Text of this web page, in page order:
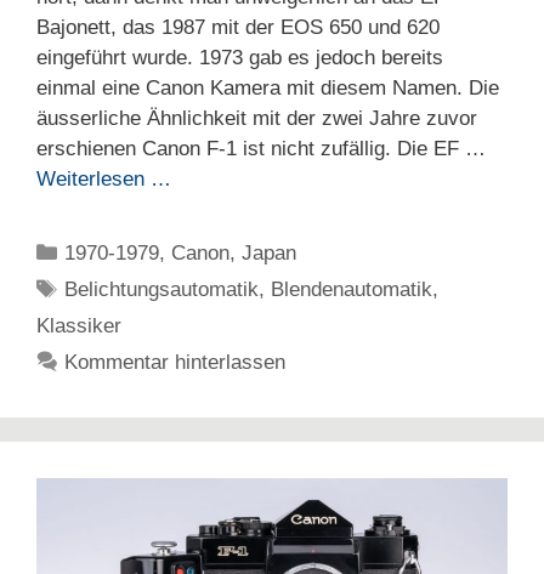
Bajonett, das 1987 mit der EOS 650 und 620
eingeführt wurde. 1973 gab es jedoch bereits
einmal eine Canon Kamera mit diesem Namen. Die
äusserliche Ähnlichkeit mit der zwei Jahre zuvor
erschienen Canon F-1 ist nicht zufällig. Die EF …
Weiterlesen …
Kategorien
1970-1979, Canon,Japan
Schlagwörter
Belichtungsautomatik, Blendenautomatik,
Klassiker
Kommentar hinterlassen